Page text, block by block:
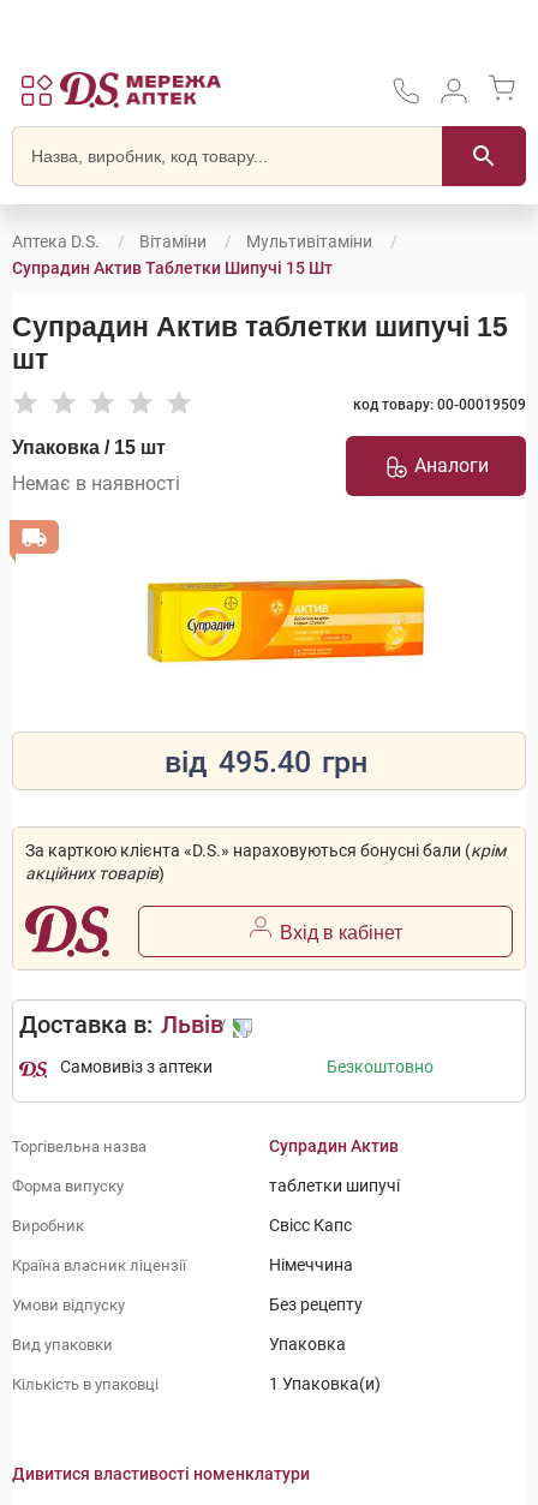
Аптека D.S. Вітаміни
Мультивітаміни
Супрадин Актив Таблетки Шипучі 15 Шт
Супрадин Актив таблетки шипучі 15
шт
код товару: 00-00019509
Упаковка / 15 шт
Немає в наявності
Аналоги
від 495.40 грн
За карткою клієнта «D.S.» нараховуються бонусні бали (крім
акційних товарів)
Вхід в кабінет
Доставка в: Львів
Самовивіз з аптеки Безкоштовно
Торгівельна назва Супрадин Актив
Форма випуску таблетки шипучі
Виробник Свісс Капс
Країна власник ліцензії Німеччина
Умови відпуску Без рецепту
Вид упаковки Упаковка
Кількість в упаковці 1 Упаковка(и)
Дивитися властивості номенклатури